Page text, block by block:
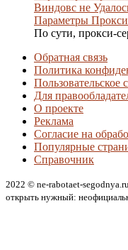
Виндовс не
Параметры Прокси
По сути, прокси-
Обратная связь
Политика
Пользовательское
Для
О проекте
Реклама
Согласие на
Популярные
Справочник
2022 © ne-rabotaet-
открыть нужный: